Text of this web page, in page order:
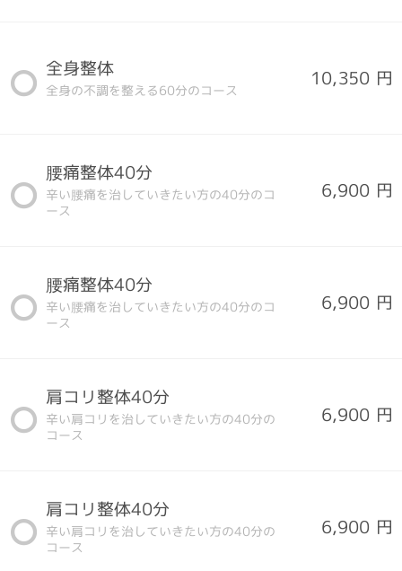
全身整体
全身の不調を整える60分のコース
10,350 円
腰痛整体40分
辛い腰痛を治していきたい方の40分のコ
ース
6,900 円
腰痛整体40分
辛い腰痛を治していきたい方の40分のコ
ース
6,900 円
肩コリ整体40分
辛い肩コリを治していきたい方の40分の
コース
6,900 円
肩コリ整体40分
辛い肩コリを治していきたい方の40分の
コース
6,900 円